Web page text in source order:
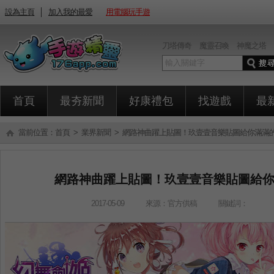
設為主頁 加入我的最愛 用電腦玩手遊
刀塔傳奇 魔靈召喚 神魔之塔
首頁 最夯新聞 好康禮包 找遊戲 最
當前位置： 首頁 > 業界新聞 > 網路神曲躍上貼圖！玖壹壹音樂貼圖給你滿滿
網路神曲躍上貼圖！玖壹壹音樂貼圖給
2017-05-09 來源：官方供稿 關鍵詞：